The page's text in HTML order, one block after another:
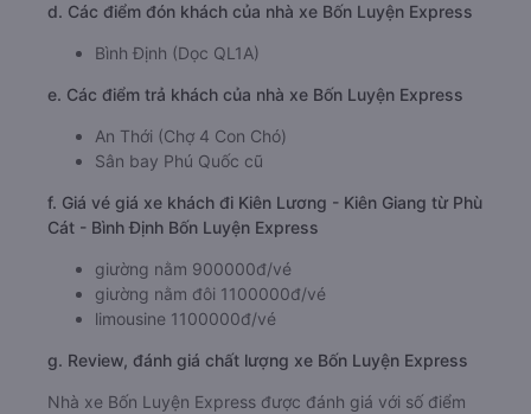
d. Các điểm đón khách của nhà xe Bốn Luyện Express
Bình Định (Dọc QL1A)
e. Các điểm trả khách của nhà xe Bốn Luyện Express
An Thới (Chợ 4 Con Chó)
Sân bay Phú Quốc cũ
f. Giá vé giá xe khách đi Kiên Lương - Kiên Giang từ Phù
Cát - Bình Định Bốn Luyện Express
giường nằm 900000đ/vé
giường nằm đôi 1100000đ/vé
limousine 1100000đ/vé
g. Review, đánh giá chất lượng xe Bốn Luyện Express
Nhà xe Bốn Luyện Express được đánh giá với số điểm